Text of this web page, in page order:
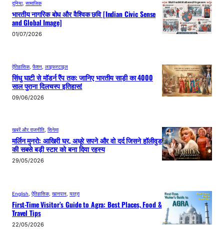
दुनिया, सामाजिक
भारतीय नागरिक बोध और वैश्विक छवि [Indian Civic Sense
and Global Image]
01/07/2026
ऐतिहासिक, फैशन लाइफस्टाइल
सिंधु घाटी से मॉडर्न रैंप तक: जानिए भारतीय साड़ी का 4000
साल पुराना दिलचस्प इतिहास!
09/06/2026
खबरें और राजनीति, सिनेमा
मर्लिन मुनरो: आखिरी घर, अधूरे सपने और वो दर्द जिसने हॉलीवुड
की सबसे बड़ी स्टार को बना दिया रहस्य
29/05/2026
English ऐतिहासिक, खानपान यात्रा
First-Time Visitor’s Guide to Agra: Best Places, Food &
Travel Tips
22/05/2026